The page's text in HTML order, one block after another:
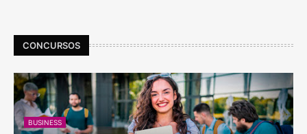
CONCURSOS
BUSINESS